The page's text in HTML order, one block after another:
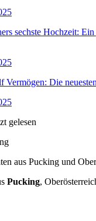
sechste Hochzeit:
Vermögen: Die
gelesen
aus Pucking und
Pucking,